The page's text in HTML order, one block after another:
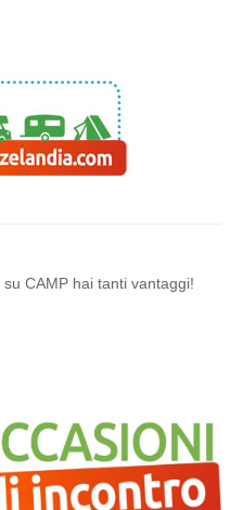
su CAMP hai tanti vantaggi!